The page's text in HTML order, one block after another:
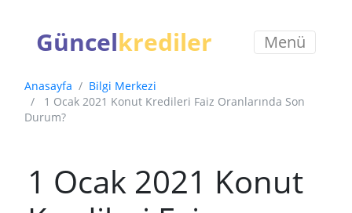
Güncelkrediler Menü
Anasayfa
Bilgi Merkezi
1 Ocak 2021 Konut Kredileri Faiz Oranlarında Son
Durum?
1 Ocak 2021 Konut